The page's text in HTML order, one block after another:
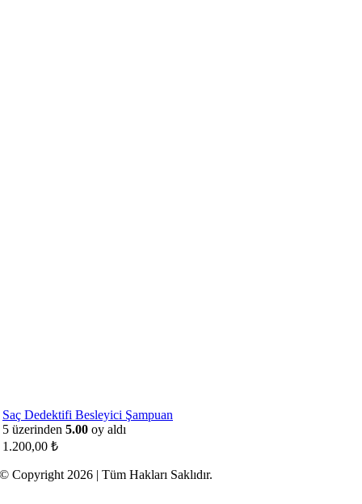
Saç Dedektifi Besleyici Şampuan
5 üzerinden 5.00 oy aldı
1.200,00 ₺
© Copyright 2026 | Tüm Hakları Saklıdır.